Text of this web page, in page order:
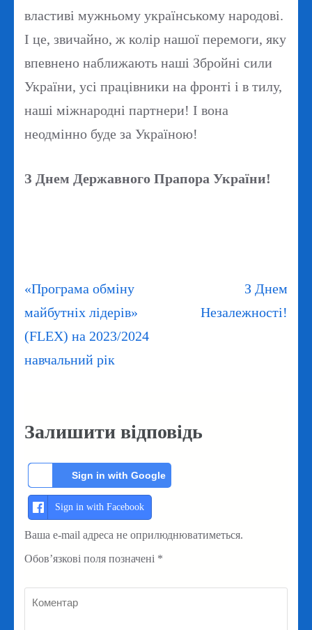
властиві мужньому українському народові.
І це, звичайно, ж колір нашої перемоги, яку
впевнено наближають наші Збройні сили
України, усі працівники на фронті і в тилу,
наші міжнародні партнери! І вона
неодмінно буде за Україною!
З Днем Державного Прапора України!
Навігація
записів
«Програма обміну
майбутніх лідерів»
(FLEX) на 2023/2024
навчальний рік
З Днем
Незалежності!
Залишити відповідь
Sign in with Google
Sign in with Facebook
Ваша e-mail адреса не оприлюднюватиметься.
Обов’язкові поля позначені *
Коментар